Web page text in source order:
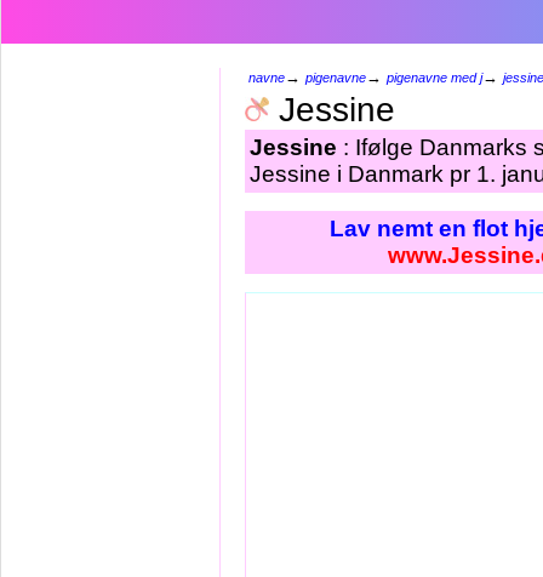
navne→ pigenavne→ pigenavne med j→ jessine
Jessine
Jessine : Ifølge Danmarks
Jessine i Danmark pr 1.
Lav nemt en flot